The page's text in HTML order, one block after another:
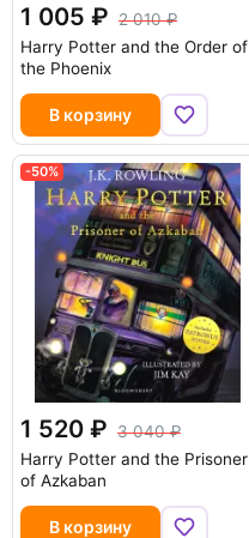
1 005
2 010
Harry Potter and the Order of
the Phoenix
В корзину
-50%
1 520
3 040
Harry Potter and the Prisoner
of Azkaban
В корзину